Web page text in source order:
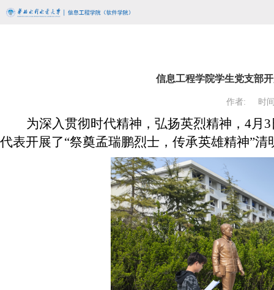
信息工程学院学生党支部
作者: 时
为深入贯彻时代精神，弘扬英烈精神，4月
代表开展了“祭奠孟瑞鹏烈士，传承英雄精神”清